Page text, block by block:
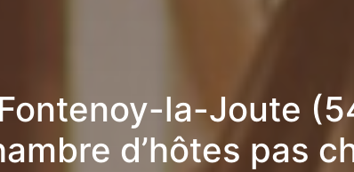
Fontenoy-la-Joute
d’hôtes pas